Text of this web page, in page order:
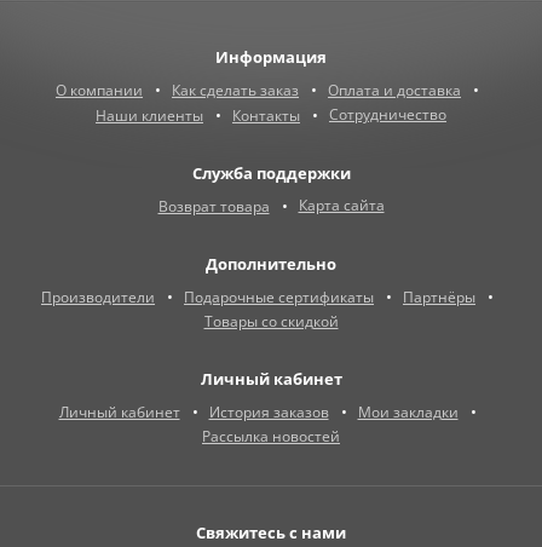
Информация
О компании Как сделать заказ
Оплата и доставка
Наши клиенты
Контакты Сотрудничество
Служба поддержки
Возврат товара Карта сайта
Дополнительно
Производители Подарочные сертификаты
Партнёры
Товары со скидкой
Личный кабинет
Личный кабинет История заказов
Мои закладки
Рассылка новостей
Свяжитесь с нами